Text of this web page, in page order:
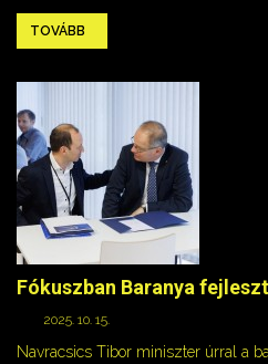
TOVÁBB
Fókuszban Baranya
2025. 10. 15.
Navracsics Tibor miniszter úrral a